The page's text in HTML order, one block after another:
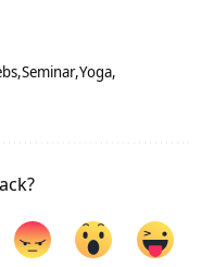
Seminar Yoga